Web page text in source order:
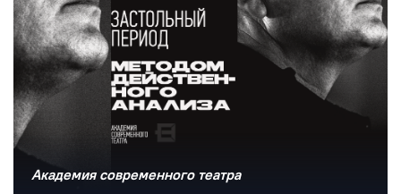
Академия современного театра